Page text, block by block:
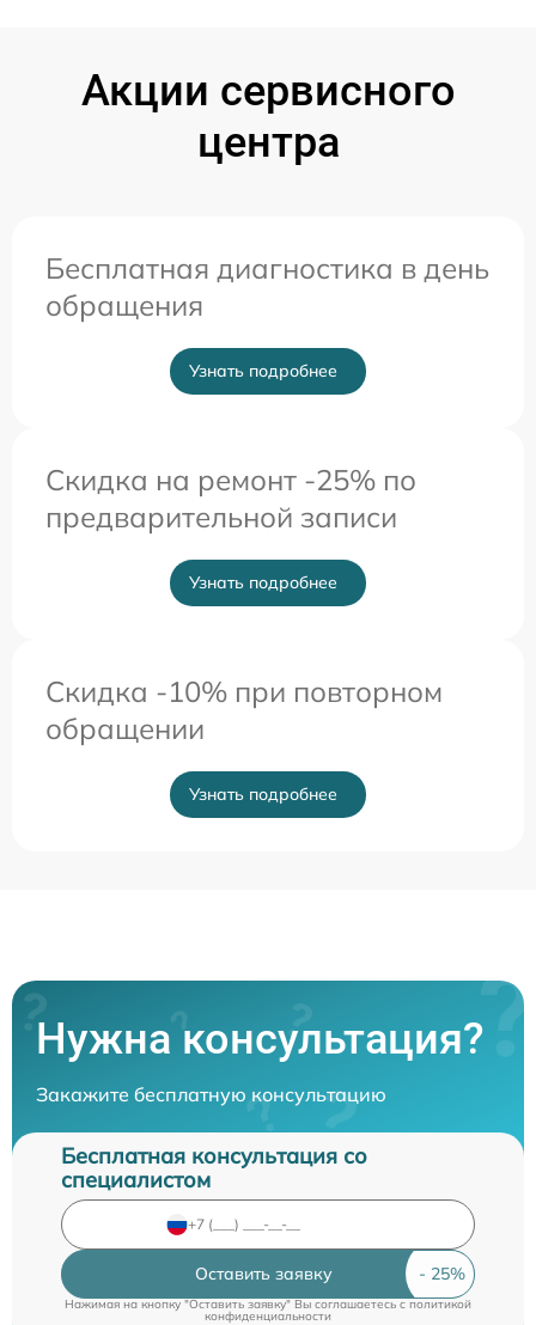
Акции сервисного
центра
Бесплатная диагностика в день
обращения
Узнать подробнее
Скидка на ремонт -25% по
предварительной записи
Узнать подробнее
Скидка -10% при повторном
обращении
Узнать подробнее
Нужна консультация?
Закажите бесплатную консультацию
Бесплатная консультация со
специалистом
Оставить заявку
Нажимая на кнопку "Оставить заявку" Вы соглашаетесь cполитикой
конфиденциальности